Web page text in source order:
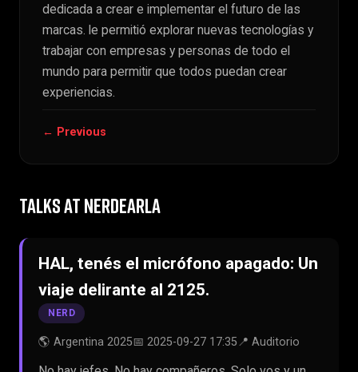
dedicada a crear e implementar el futuro de las
marcas. le permitió explorar nuevas tecnologías y
trabajar con empresas y personas de todo el
mundo para permitir que todos puedan crear
experiencias.
← Previous
TALKS AT NERDEARLA
HAL, tenés el micrófono apagado: Un
viaje delirante al 2125.
NERD
🌎 Argentina 2025📅 2025-09-27 17:35📍 Auditorio